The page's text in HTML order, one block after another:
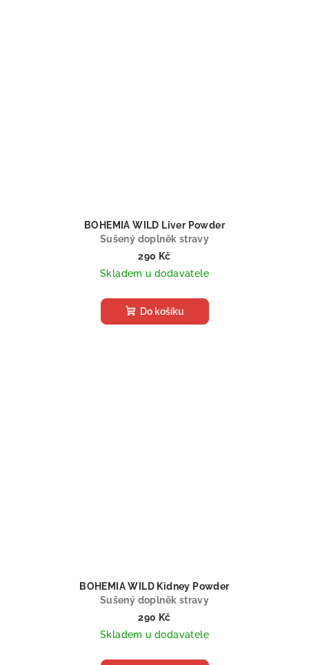
BOHEMIA WILD Liver Powder
Sušený doplněk stravy
290 Kč
Skladem u dodavatele
Do košíku
BOHEMIA WILD Kidney Powder
Sušený doplněk stravy
290 Kč
Skladem u dodavatele